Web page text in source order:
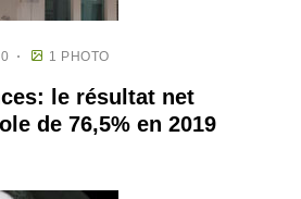
1 PHOTO
le résultat net
de 76,5% en 2019